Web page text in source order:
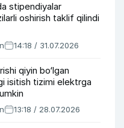
stipendiyalar
oshirish taklif qilindi
14:18 / 31.07.2026
qiyin bo‘lgan
isitish tizimi elektrga
13:18 / 28.07.2026